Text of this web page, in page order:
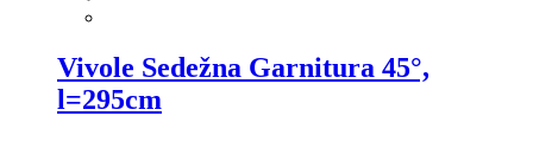
Vivole Sedežna Garnitura 45°,
l=295cm